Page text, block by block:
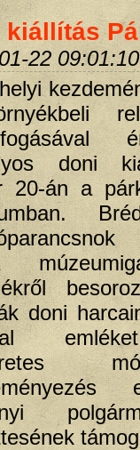
kiállítás
22 09:01:10
doni
20-án a
doni